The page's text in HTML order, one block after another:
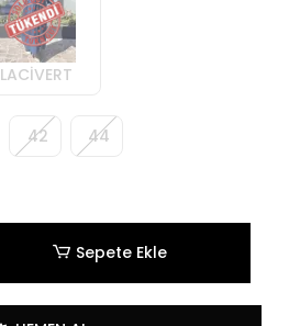
LACİVERT
42 44
Sepete Ekle